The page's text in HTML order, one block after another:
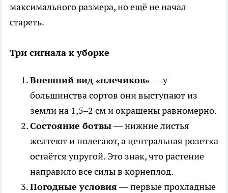
максимального размера, но ещё не начал
стареть.
Три сигнала к уборке
Внешний вид «плечиков»— у
большинства сортов они выступают из
земли на 1,5–2 см и окрашены равномерно.
Состояние ботвы— нижние листья
желтеют и полегают, а центральная розетка
остаётся упругой. Это знак, что растение
направило все силы в корнеплод.
Погодные условия— первые прохладные